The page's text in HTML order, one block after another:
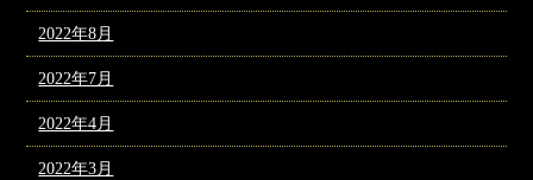
2022年8月
2022年7月
2022年4月
2022年3月